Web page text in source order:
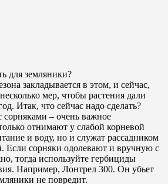
для земляники?
закладывается в этом, и сейчас,
мер, чтобы растения дали
Итак, что сейчас надо сделать?
сорняками – очень важное
отнимают у слабой корневой
и воду, но и служат рассадником
Если сорняки одолевают и вручную с
тогда используйте гербициды
Например, Лонтрел 300. Он убьет
не повредит.